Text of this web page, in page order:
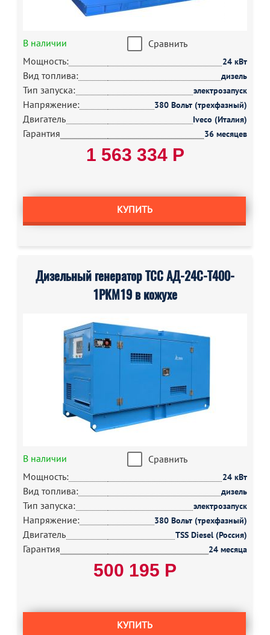
В наличии
Сравнить
Мощность:
24 кВт
Вид топлива: дизель
Тип запуска: электрозапуск
Напряжение: 380 Вольт (трехфазный)
Двигатель Iveco (Италия)
Гарантия 36 месяцев
1 563 334 Р
КУПИТЬ
Дизельный генератор ТСС АД-24С-Т400-
1РКМ19 в кожухе
В наличии
Сравнить
Мощность:
24 кВт
Вид топлива: дизель
Тип запуска: электрозапуск
Напряжение: 380 Вольт (трехфазный)
Двигатель TSS Diesel (Россия)
Гарантия 24 месяца
500 195 Р
КУПИТЬ